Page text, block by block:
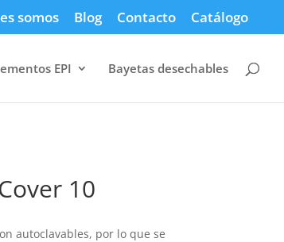
somos Blog Contacto Catálogo
EPI Bayetas desechables
10
autoclavables, por lo que se